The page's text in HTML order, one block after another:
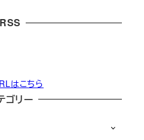
RSS
はこちら
ゴリー